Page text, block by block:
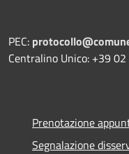
PEC:
Centralino Unico: +39
Prenotazione
Segnalazione